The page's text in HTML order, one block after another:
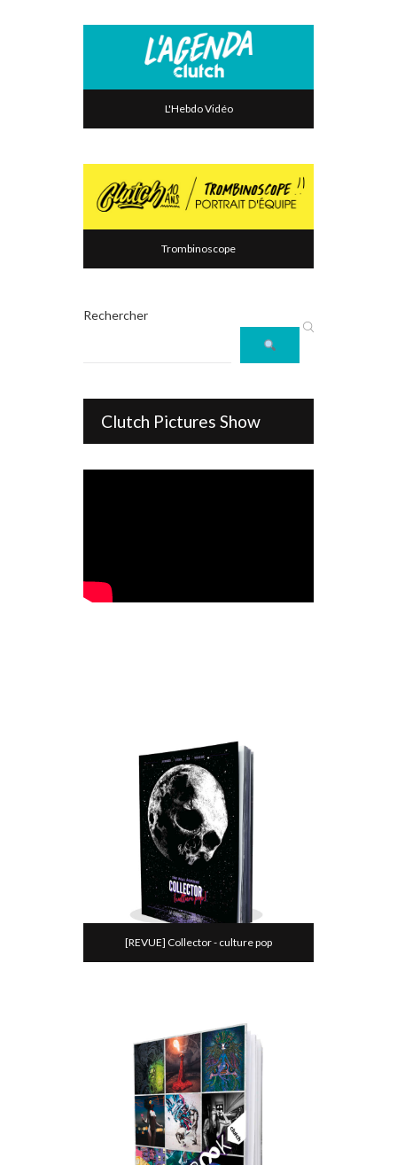
L'Hebdo Vidéo
Trombinoscope
Rechercher
Clutch Pictures Show
[REVUE] Collector - culture pop